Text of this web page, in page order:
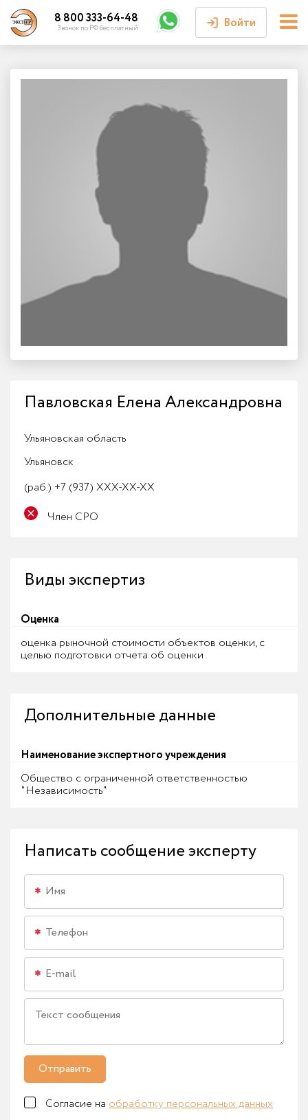
Войти
Войти или
зарегистрироваться
Личный кабинет
8 800 333-64-48
Звонок по РФ бесплатный
Павловская Елена Александровна
Ульяновская область
Ульяновск
(раб.) +7 (937) XXX-XX-XX
Член СРО
Виды экспертиз
Оценка
оценка рыночной стоимости объектов оценки, с
целью подготовки отчета об оценки
Дополнительные данные
Наименование экспертного учреждения
Общество с ограниченной ответственностью
"Независимость"
Написать сообщение эксперту
Отправить
Согласие на обработку персональных данных